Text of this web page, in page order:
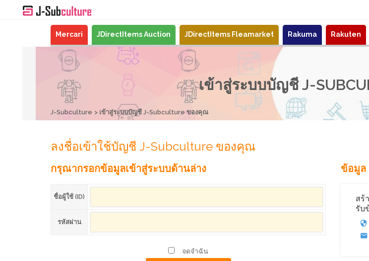
Mercari JDirectItems Auction JDirectItems Fleamarket Rakuma Rakuten
เข้าสู่ระบบบัญชี J-
J-Subculture เข้าสู่ระบบบัญชี J-Subculture ของคุณ
ลงชื่อเข้าใช้บัญชี J-Subculture ของคุณ
กรุณากรอกข้อมูลเข้าสู่ระบบด้านล่าง
ชื่อผู้ใช้ (ID)
รหัสผ่าน
จดจำฉัน
ข้อมูล
สร้
รับ